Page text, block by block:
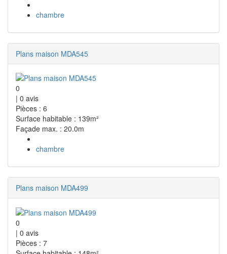
chambre
Plans maison MDA545
0
| 0 avis
Pièces : 6
Surface habitable : 139m²
Façade max. : 20.0m
chambre
Plans maison MDA499
0
| 0 avis
Pièces : 7